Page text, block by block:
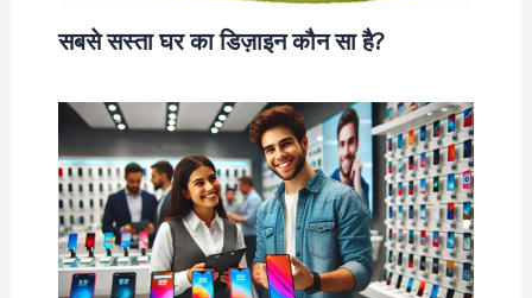
सबसे सस्ता घर का डिज़ाइन कौन सा है?